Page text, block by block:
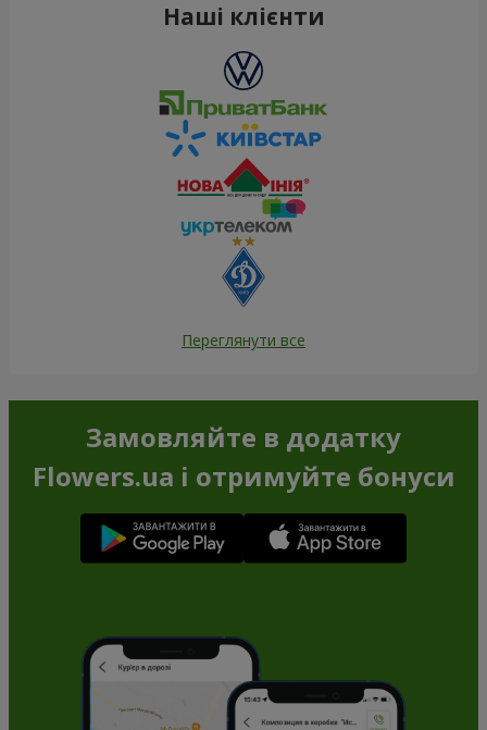
Наші клієнти
Переглянути все
Замовляйте в додатку
Flowers.ua і отримуйте бонуси